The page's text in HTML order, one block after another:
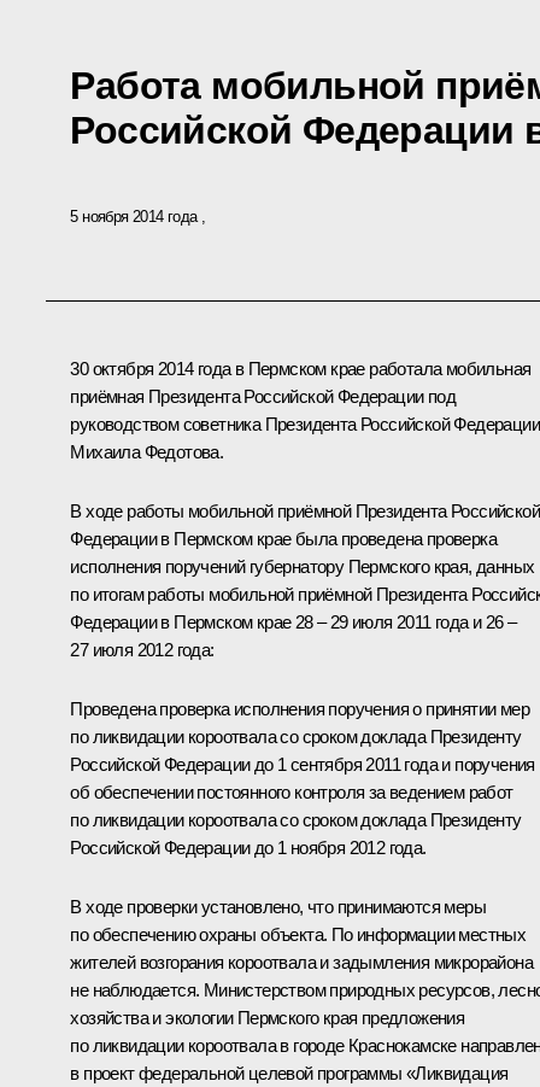
Работа мобильной
Российской Федерации
5 ноября 2014 года
30 октября 2014 года в Пермском крае работала мобильная
приёмная Президента Российской Федерации под
руководством советника Президента Российской Федерации
Михаила Федотова.
В ходе работы мобильной приёмной Президента Российской
Федерации в Пермском крае была проведена проверка
исполнения поручений губернатору Пермского края, данных
по итогам работы мобильной приёмной Президента
Федерации в Пермском крае 28 – 29 июля 2011 года и 26 –
27 июля 2012 года:
Проведена проверка исполнения поручения о принятии мер
по ликвидации короотвала со сроком доклада Президенту
Российской Федерации до 1 сентября 2011 года и поручения
об обеспечении постоянного контроля за ведением работ
по ликвидации короотвала со сроком доклада Президенту
Российской Федерации до 1 ноября 2012 года.
В ходе проверки установлено, что принимаются меры
по обеспечению охраны объекта. По информации местных
жителей возгорания короотвала и задымления микрорайона
не наблюдается. Министерством природных ресурсов,
хозяйства и экологии Пермского края предложения
по ликвидации короотвала в городе Краснокамске
в проект федеральной целевой программы «Ликвидация